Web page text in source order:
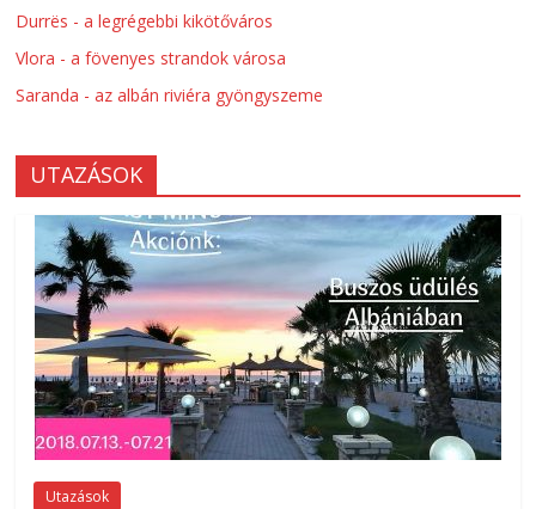
Durrës - a legrégebbi kikötőváros
Vlora - a fövenyes strandok városa
Saranda - az albán riviéra gyöngyszeme
UTAZÁSOK
Utazások